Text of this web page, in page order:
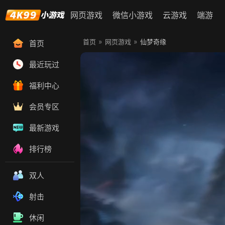
网页游戏 微信小游戏 云游戏 端游
首页
最近玩过
福利中心
会员专区
最新游戏
排行榜
双人
射击
休闲
首页 » 网页游戏 » 仙梦奇缘